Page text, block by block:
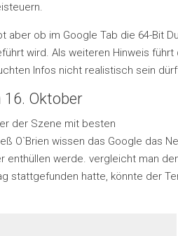
aber ob im Google Tab die 64-Bit
wird. Als weiteren Hinweis führt
Infos nicht realistisch sein
Oktober
der Szene mit besten
O`Brien wissen das Google das
enthüllen werde. vergleicht man
stattgefunden hatte, könnte der